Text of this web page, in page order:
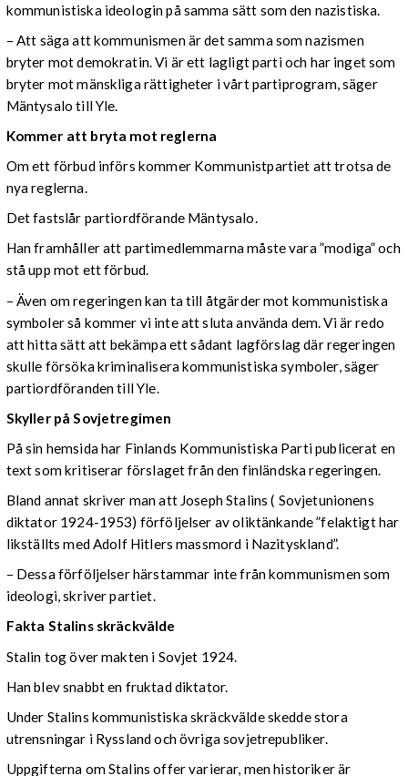
kommunistiska ideologin på samma sätt som den nazistiska.
– Att säga att kommunismen är det samma som nazismen
bryter mot demokratin. Vi är ett lagligt parti och har inget som
bryter mot mänskliga rättigheter i vårt partiprogram, säger
Mäntysalo till Yle.
Kommer att bryta mot reglerna
Om ett förbud införs kommer Kommunistpartiet att trotsa de
nya reglerna.
Det fastslår partiordförande Mäntysalo.
Han framhåller att partimedlemmarna måste vara ”modiga” och
stå upp mot ett förbud.
– Även om regeringen kan ta till åtgärder mot kommunistiska
symboler så kommer vi inte att sluta använda dem. Vi är redo
att hitta sätt att bekämpa ett sådant lagförslag där regeringen
skulle försöka kriminalisera kommunistiska symboler, säger
partiordföranden till Yle.
Skyller på Sovjetregimen
På sin hemsida har Finlands Kommunistiska Parti publicerat en
text som kritiserar förslaget från den finländska regeringen.
Bland annat skriver man att Joseph Stalins ( Sovjetunionens
diktator 1924-1953) förföljelser av oliktänkande ”felaktigt har
likställts med Adolf Hitlers massmord i Nazityskland”.
– Dessa förföljelser härstammar inte från kommunismen som
ideologi, skriver partiet.
Fakta Stalins skräckvälde
Stalin tog över makten i Sovjet 1924.
Han blev snabbt en fruktad diktator.
Under Stalins kommunistiska skräckvälde skedde stora
utrensningar i Ryssland och övriga sovjetrepubliker.
Uppgifterna om Stalins offer varierar, men historiker är